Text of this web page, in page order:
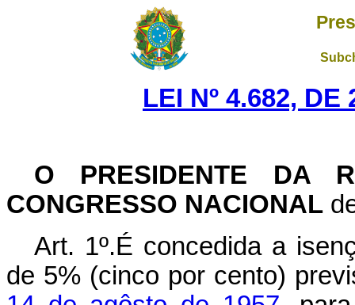
LEI Nº 4.682, DE
O PRESIDENTE DA
CONGRESSO NACIONAL
Art. 1º.É concedida a
de 5% (cinco por cento)